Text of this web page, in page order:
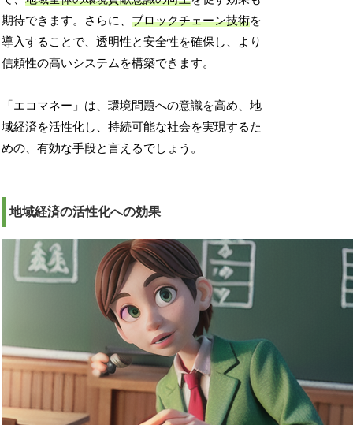
期待できます。さらに、ブロックチェーン技術を
導入することで、透明性と安全性を確保し、より
信頼性の高いシステムを構築できます。
「エコマネー」は、環境問題への意識を高め、地
域経済を活性化し、持続可能な社会を実現するた
めの、有効な手段と言えるでしょう。
地域経済の活性化への効果